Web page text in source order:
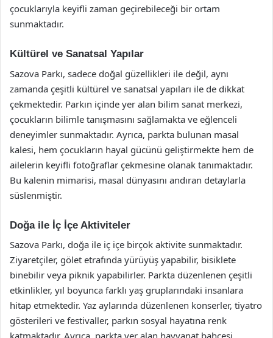
çocuklarıyla keyifli zaman geçirebileceği bir ortam
sunmaktadır.
Kültürel ve Sanatsal Yapılar
Sazova Parkı, sadece doğal güzellikleri ile değil, aynı
zamanda çeşitli kültürel ve sanatsal yapıları ile de dikkat
çekmektedir. Parkın içinde yer alan bilim sanat merkezi,
çocukların bilimle tanışmasını sağlamakta ve eğlenceli
deneyimler sunmaktadır. Ayrıca, parkta bulunan masal
kalesi, hem çocukların hayal gücünü geliştirmekte hem de
ailelerin keyifli fotoğraflar çekmesine olanak tanımaktadır.
Bu kalenin mimarisi, masal dünyasını andıran detaylarla
süslenmiştir.
Doğa ile İç İçe Aktiviteler
Sazova Parkı, doğa ile iç içe birçok aktivite sunmaktadır.
Ziyaretçiler, gölet etrafında yürüyüş yapabilir, bisiklete
binebilir veya piknik yapabilirler. Parkta düzenlenen çeşitli
etkinlikler, yıl boyunca farklı yaş gruplarındaki insanlara
hitap etmektedir. Yaz aylarında düzenlenen konserler, tiyatro
gösterileri ve festivaller, parkın sosyal hayatına renk
katmaktadır. Ayrıca, parkta yer alan hayvanat bahçesi,